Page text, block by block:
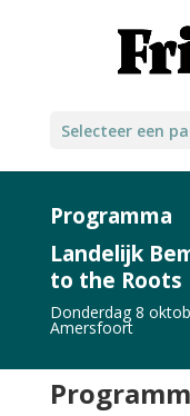
Selecteer een
Programma
Landelijk
to the Roots
Donderdag 8
Amersfoort